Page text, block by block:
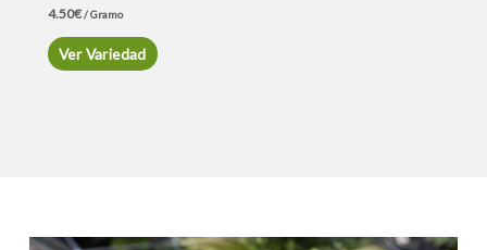
4.50€/ Gramo
Ver Variedad